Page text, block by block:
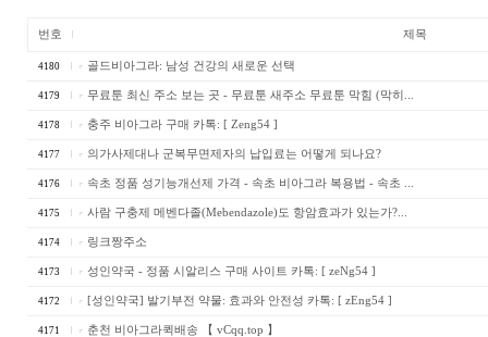
번호 제목
4180 골드비아그라: 남성 건강의 새로운 선택
4179 무료툰 최신 주소 보는 곳 - 무료툰 새주소 무료툰 막힘 (막히...
4178 충주 비아그라 구매 카톡: [ Zeng54 ]
4177 의가사제대나 군복무면제자의 납입료는 어떻게 되나요?
4176 속초 정품 성기능개선제 가격 - 속초 비아그라 복용법 - 속초 ...
4175 사람 구충제 메벤다졸(Mebendazole)도 항암효과가 있는가?...
4174 링크짱주소
4173 성인약국 - 정품 시알리스 구매 사이트 카톡: [ zeNg54 ]
4172 [성인약국] 발기부전 약물: 효과와 안전성 카톡: [ zEng54 ]
4171 춘천 비아그라퀵배송 【 vCqq.top 】